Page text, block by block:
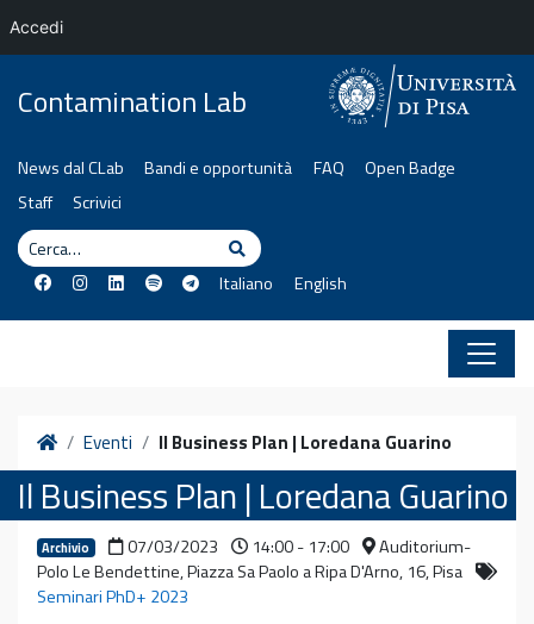
Contamination Lab
News dal CLab Bandi e opportunità FAQ
Open Badge
Staff
Scrivici
Cerca
Cerca
Italiano English
HomeEventi Il Business Plan | Loredana Guarino
Il Business Plan | Loredana Guarino
Archivio 07/03/2023 14:00 - 17:00
Auditorium-
Polo Le Bendettine, Piazza Sa Paolo a Ripa D'Arno, 16, Pisa
Seminari PhD+ 2023
Accedi